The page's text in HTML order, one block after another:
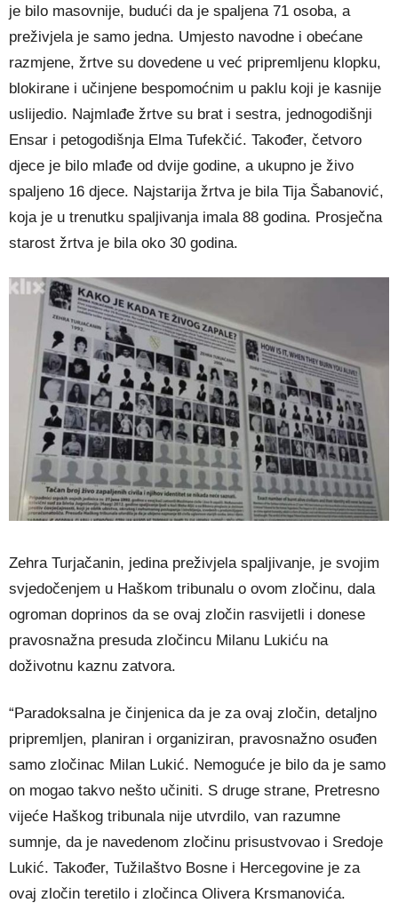
je bilo masovnije, budući da je spaljena 71 osoba, a
preživjela je samo jedna. Umjesto navodne i obećane
razmjene, žrtve su dovedene u već pripremljenu klopku,
blokirane i učinjene bespomoćnim u paklu koji je kasnije
uslijedio. Najmlađe žrtve su brat i sestra, jednogodišnji
Ensar i petogodišnja Elma Tufekčić. Također, četvoro
djece je bilo mlađe od dvije godine, a ukupno je živo
spaljeno 16 djece. Najstarija žrtva je bila Tija Šabanović,
koja je u trenutku spaljivanja imala 88 godina. Prosječna
starost žrtva je bila oko 30 godina.
Zehra Turjačanin, jedina preživjela spaljivanje, je svojim
svjedočenjem u Haškom tribunalu o ovom zločinu, dala
ogroman doprinos da se ovaj zločin rasvijetli i donese
pravosnažna presuda zločincu Milanu Lukiću na
doživotnu kaznu zatvora.
“Paradoksalna je činjenica da je za ovaj zločin, detaljno
pripremljen, planiran i organiziran, pravosnažno osuđen
samo zločinac Milan Lukić. Nemoguće je bilo da je samo
on mogao takvo nešto učiniti. S druge strane, Pretresno
vijeće Haškog tribunala nije utvrdilo, van razumne
sumnje, da je navedenom zločinu prisustvovao i Sredoje
Lukić. Također, Tužilaštvo Bosne i Hercegovine je za
ovaj zločin teretilo i zločinca Olivera Krsmanovića.